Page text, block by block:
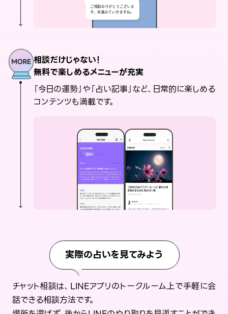
相談だけじゃない！
無料で楽しめるメニューが充実
「今日の運勢」や「占い記事」など、日常的に楽しめる
コンテンツも満載です。
実際の占いを見てみよう
チャット相談は、LINEアプリのトークルーム上で手軽に会
話できる相談方法です。